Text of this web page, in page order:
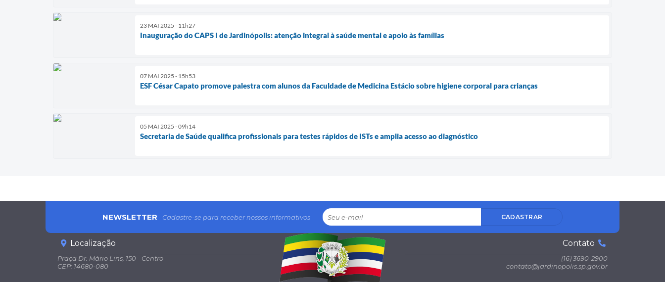
23 MAI 2025 - 11h27
Inauguração do CAPS I de Jardinópolis: atenção integral à saúde mental e apoio às famílias
07 MAI 2025 - 15h53
ESF César Capato promove palestra com alunos da Faculdade de Medicina Estácio sobre higiene corporal para crianças
05 MAI 2025 - 09h14
Secretaria de Saúde qualifica profissionais para testes rápidos de ISTs e amplia acesso ao diagnóstico
NEWSLETTER Cadastre-se para receber nossos informativos CADASTRAR
Localização
Praça Dr. Mário Lins, 150 - Centro
CEP: 14680-080
Contato
(16) 3690-2900
contato@jardinopolis.sp.gov.br